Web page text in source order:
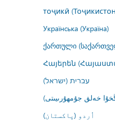
тоҷикӣ
Українська (Україна)
ქართული
Հայերեն
עברית (ישראל)
خەلق جۇمھۇرىيىتى)
اُردو (پاکستان)